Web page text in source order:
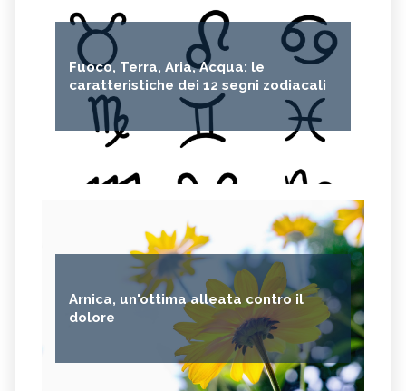
Fuoco, Terra, Aria, Acqua: le
caratteristiche dei 12 segni zodiacali
Arnica, un'ottima alleata contro il
dolore